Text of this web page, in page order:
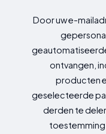
Door uw e-
ontvangen,
producten
geselecteerde
derden te
toestemming